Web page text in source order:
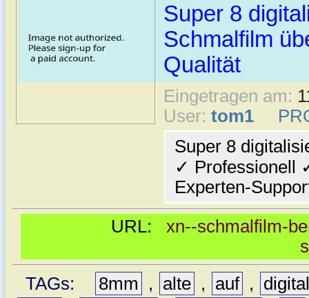
Super 8
Schmalfilm
Qualität
Eingetragen am:
User: tom1
Super 8
✓ Professionell
Experten-
URL: xn--schmalfilm-
TAGs:
8mm , alte , auf ,